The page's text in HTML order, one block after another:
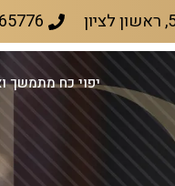
יפוי כח מתמשך